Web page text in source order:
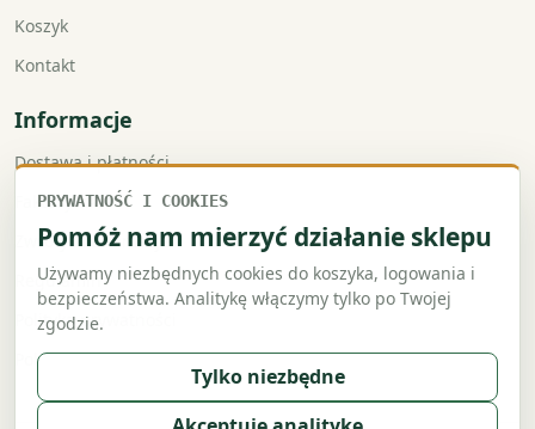
Koszyk
Kontakt
Informacje
Dostawa i płatności
Faktury VAT
Zwroty i reklamacje
Regulamin
Polityka prywatności
Polityka cookies
PRYWATNOŚĆ I COOKIES
Pomóż nam mierzyć działanie sklepu
Używamy niezbędnych cookies do koszyka, logowania i
bezpieczeństwa. Analitykę włączymy tylko po Twojej
zgodzie.
Tylko niezbędne